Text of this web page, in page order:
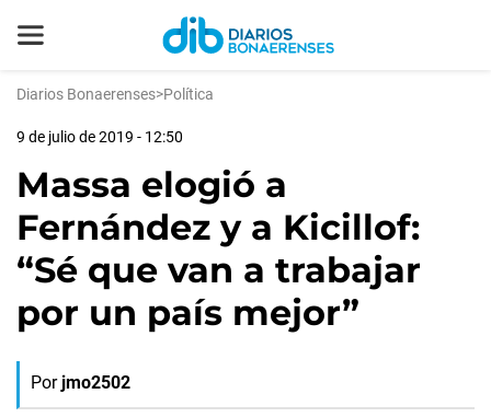
Diarios Bonaerenses>Política
9 de julio de 2019 - 12:50
Massa elogió a
Fernández y a Kicillof:
“Sé que van a trabajar
por un país mejor”
Por jmo2502